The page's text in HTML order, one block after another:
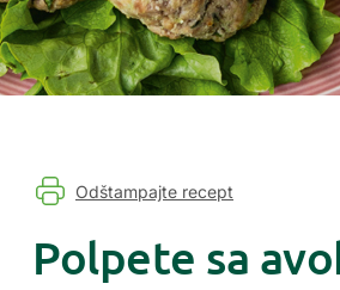
Odštampajte recept
Polpete sa